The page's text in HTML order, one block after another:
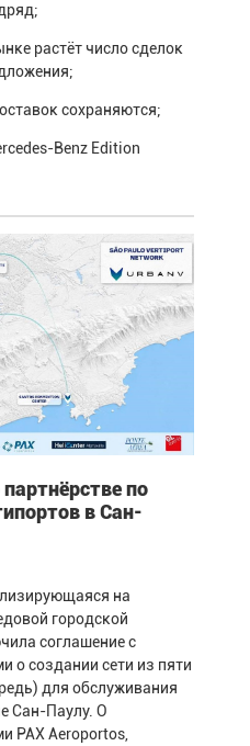
растёт число сделок
сохраняются;
Benz Edition
по
в Сан-
на
городской
соглашение с
о создании сети из пяти
для обслуживания
Сан-Паулу. О
PAX Aeroportos,